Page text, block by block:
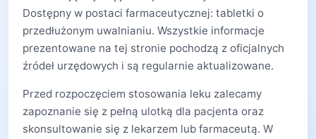
Dostępny w postaci farmaceutycznej: tabletki o
przedłużonym uwalnianiu. Wszystkie informacje
prezentowane na tej stronie pochodzą z oficjalnych
źródeł urzędowych i są regularnie aktualizowane.
Przed rozpoczęciem stosowania leku zalecamy
zapoznanie się z pełną ulotką dla pacjenta oraz
skonsultowanie się z lekarzem lub farmaceutą. W